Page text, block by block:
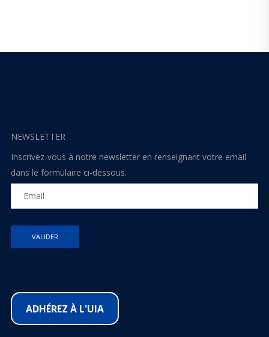
NEWSLETTER
Inscrivez-vous à notre newsletter en renseignant votre email
dans le formulaire ci-dessous.
ADHÉREZ À L'UIA